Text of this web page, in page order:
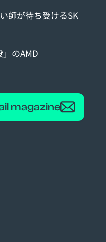
師が待ち受けるSK
」のAMD
magazine